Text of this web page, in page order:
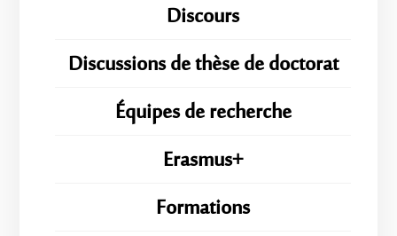
Discours
Discussions de thèse de doctorat
Équipes de recherche
Erasmus+
Formations